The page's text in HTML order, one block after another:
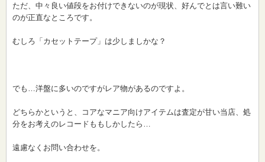
ただ、中々良い値段をお付けできないのが現状、好んでとは言い難い
のが正直なところです。
むしろ「カセットテープ」は少しましかな？
でも…洋盤に多いのですがレア物があるのですよ。
どちらかというと、コアなマニア向けアイテムは査定が甘い当店、処
分をお考えのレコードももしかしたら…
遠慮なくお問い合わせを。